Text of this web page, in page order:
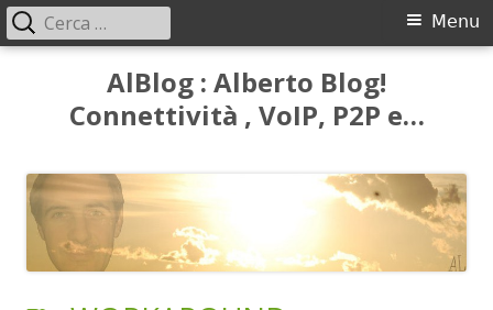
contenuto
AlBlog : Alberto Blog!
Connettività , VoIP, P2P e…
Menu
principale
Menu
Ricerca
per: